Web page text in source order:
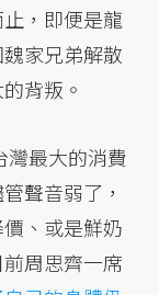
，即便是龍
家兄弟解散
背叛。
灣最大的消費
聲音弱了，
、或是鮮奶
周思齊一席